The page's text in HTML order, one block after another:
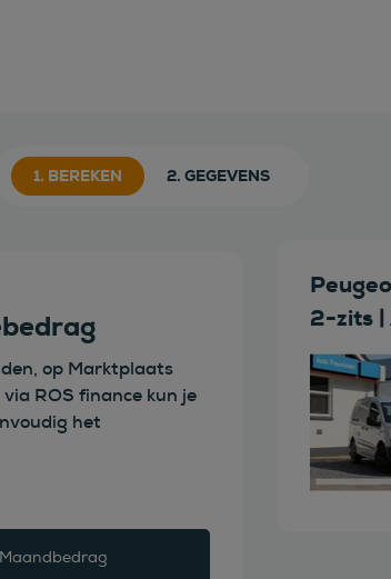
1. BEREKEN 2. GEGEVENS
op Marktplaats
ROS finance kun je
het
Maandbedrag
2-zits |